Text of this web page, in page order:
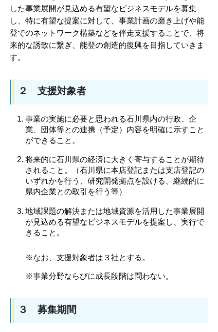
した事業展開が見込める有望なビジネスモデルを募集
し、特に有望な提案に対して、事業計画の磨き上げや能
登でのネットワーク構築などを伴走支援することで、将
来的な誘致に繋ぎ、能登の創造的復興を目指していきま
す。
２ 支援対象者
事業の実施に必要と思われる石川県内の行政、企
業、団体等との連携（予定）内容を明確に示すこと
ができること。
将来的に石川県の経済に大きく寄与することが期待
されること。（石川県に本店登記または支店登記の
いずれかを行う、研究開発拠点を設ける、継続的に
県内企業との取引を行う等）
地域課題の解決または地域資源を活用した事業展開
が見込める有望なビジネスモデルを提案し、実行で
きること。
※なお、支援対象者は３社とする。
※事業分野ならびに成長段階は問わない。
３ 募集期間